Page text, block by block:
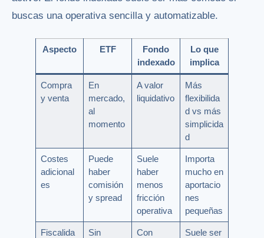
buscas una operativa sencilla y automatizable.
Aspecto ETF
Fondo
indexado
Lo que
implica
Compra
y venta
En
mercado,
al
momento
A valor
liquidativo
Más
flexibilida
d vs más
simplicida
d
Costes
adicional
es
Puede
haber
comisión
y spread
Suele
haber
menos
fricción
operativa
Importa
mucho en
aportacio
nes
pequeñas
Fiscalida
Sin
Con
Suele ser